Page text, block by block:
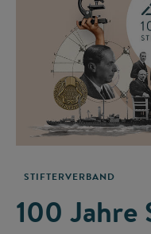
STIFTERVERBAND
100